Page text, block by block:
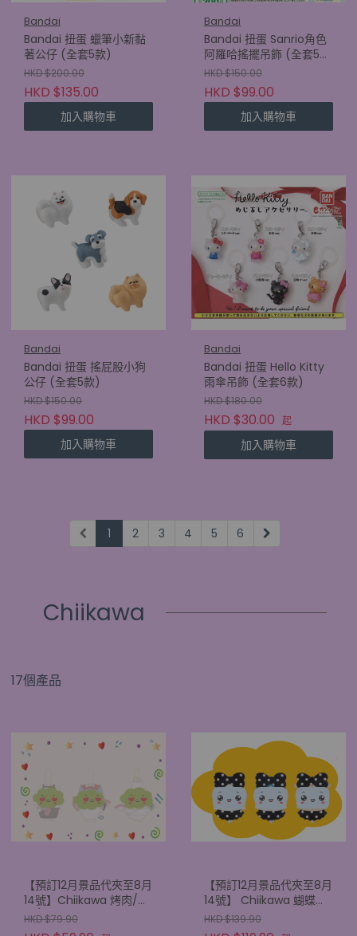
Bandai
Bandai 扭蛋 蠟筆小新黏
著公仔 (全套5款)
HKD $200.00
HKD $135.00
加入購物車
Bandai
Bandai 扭蛋 Sanrio角色
阿羅哈搖擺吊飾 (全套5
款)
HKD $150.00
HKD $99.00
加入購物車
Bandai
Bandai 扭蛋 搖屁股小狗
公仔 (全套5款)
HKD $150.00
HKD $99.00
加入購物車
Bandai
Bandai 扭蛋 Hello Kitty
雨傘吊飾 (全套6款)
HKD $180.00
HKD $30.00 起
加入購物車
1 2 3 4 5 6
Chiikawa
17個產品
【預訂12月景品代夾至8月
14號】Chiikawa 烤肉/壽
司/螃蟹 9CM 掛飾公仔
HKD $79.90
【預訂12月景品代夾至8月
14號】 Chiikawa 蝴蝶結
BIG 30CM 毛公仔
HKD $139.90